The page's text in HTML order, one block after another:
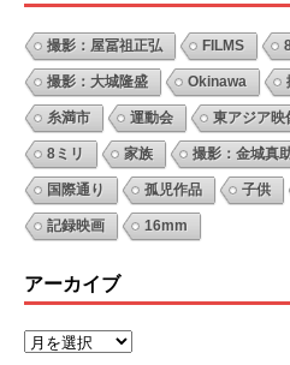
撮影：屋冨祖正弘 FILMS
撮影：大城隆盛 Okinawa
糸満市 運動会 東アジア映
8ミリ 家族 撮影：金城真
国際通り 孤児作品 子供
記録映画 16mm
アーカイブ